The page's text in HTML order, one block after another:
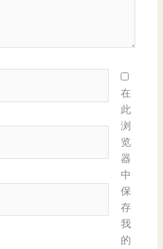
在
此
浏
览
器
中
保
存
我
的